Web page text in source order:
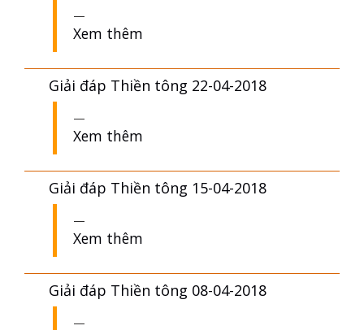
Xem thêm
Giải đáp Thiền tông 22-04-2018
Xem thêm
Giải đáp Thiền tông 15-04-2018
Xem thêm
Giải đáp Thiền tông 08-04-2018